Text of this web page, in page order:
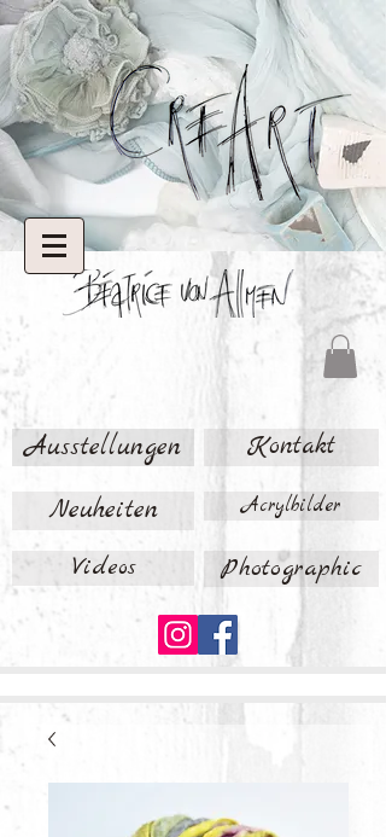
Ausstellungen Kontakt
Neuheiten Acrylbilder
Videos Photographic